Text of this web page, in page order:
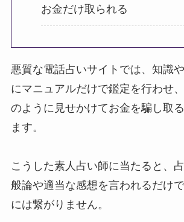
お金だけ取られる
悪質な電話占いサイトでは、知識
にマニュアルだけで鑑定を行わせ
のように見せかけてお金を騙し取
ます。
こうした素人占い師に当たると、
般論や適当な感想を言われるだけ
には繋がりません。